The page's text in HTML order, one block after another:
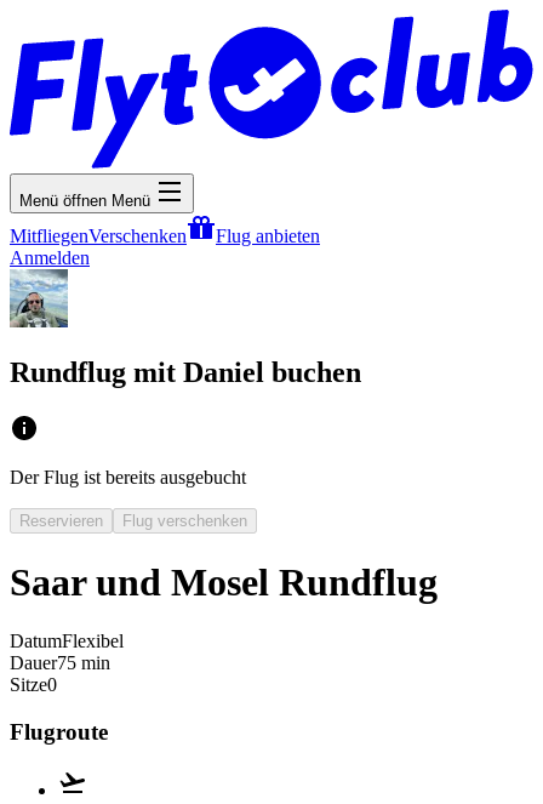
Menü öffnen Menü
MitfliegenVerschenken
Flug anbieten
Anmelden
Rundflug mit Daniel buchen
Der Flug ist bereits ausgebucht
Reservieren Flug verschenken
Saar und Mosel Rundflug
DatumFlexibel
Dauer75 min
Sitze0
Flugroute